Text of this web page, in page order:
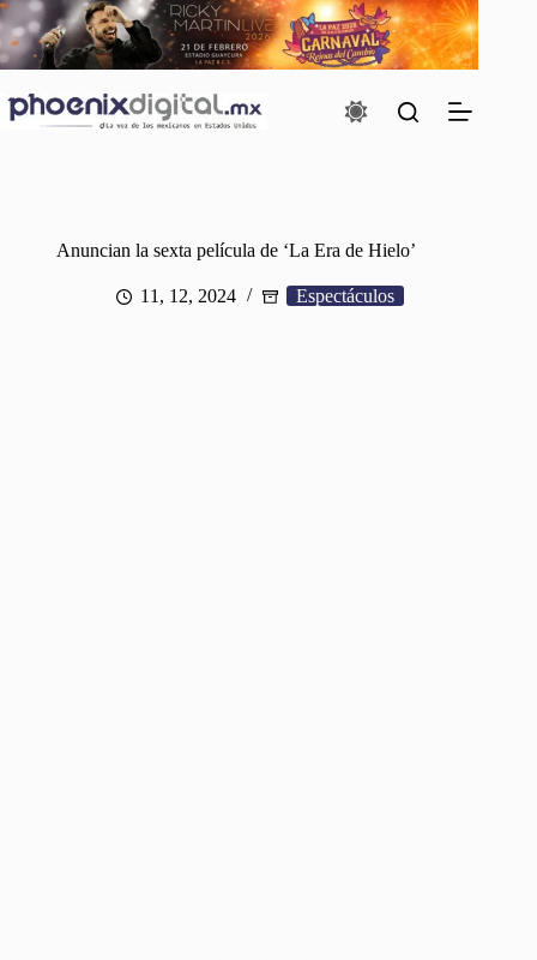
Saltar
al
contenido
Anuncian la sexta película de ‘La Era de Hielo’
11, 12, 2024 Espectáculos